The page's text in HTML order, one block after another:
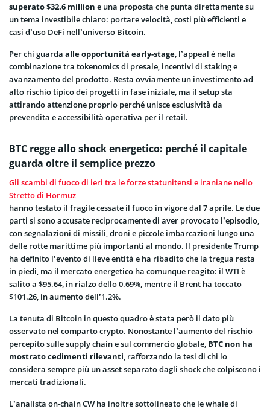
superato $32.6 million e una proposta che punta direttamente su
un tema investibile chiaro: portare velocità, costi più efficienti e
casi d’uso DeFi nell’universo Bitcoin.
Per chi guarda alle opportunità early-stage, l’appeal è nella
combinazione tra tokenomics di presale, incentivi di staking e
avanzamento del prodotto. Resta ovviamente un investimento ad
alto rischio tipico dei progetti in fase iniziale, ma il setup sta
attirando attenzione proprio perché unisce esclusività da
prevendita e accessibilità operativa per il retail.
BTC regge allo shock energetico: perché il capitale
guarda oltre il semplice prezzo
Gli scambi di fuoco di ieri tra le forze statunitensi e iraniane nello
Stretto di Hormuz
hanno testato il fragile cessate il fuoco in vigore dal 7 aprile. Le due
parti si sono accusate reciprocamente di aver provocato l’episodio,
con segnalazioni di missili, droni e piccole imbarcazioni lungo una
delle rotte marittime più importanti al mondo. Il presidente Trump
ha definito l’evento di lieve entità e ha ribadito che la tregua resta
in piedi, ma il mercato energetico ha comunque reagito: il WTI è
salito a $95.64, in rialzo dello 0.69%, mentre il Brent ha toccato
$101.26, in aumento dell’1.2%.
La tenuta di Bitcoin in questo quadro è stata però il dato più
osservato nel comparto crypto. Nonostante l’aumento del rischio
percepito sulle supply chain e sul commercio globale, BTC non ha
mostrato cedimenti rilevanti, rafforzando la tesi di chi lo
considera sempre più un asset separato dagli shock che colpiscono i
mercati tradizionali.
L’analista on-chain CW ha inoltre sottolineato che le whale di